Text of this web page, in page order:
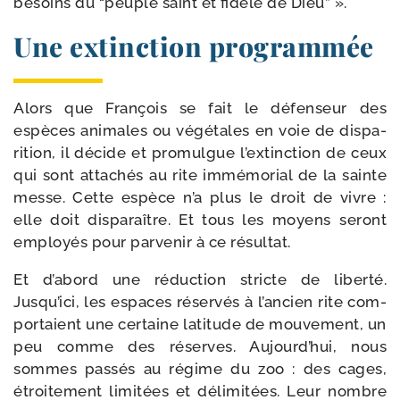
Une extinction programmée
Alors que François se fait le défen­seur des
espèces ani­males ou végé­tales en voie de dis­pa­
ri­tion, il décide et pro­mulgue l’extinction de ceux
qui sont atta­chés au rite immé­mo­rial de la sainte
messe. Cette espèce n’a plus le droit de vivre :
elle doit dis­pa­raître. Et tous les moyens seront
employés pour par­ve­nir à ce résultat.
Et d’abord une réduc­tion stricte de liber­té.
Jusqu’ici, les espaces réser­vés à l’ancien rite com­
por­taient une cer­taine lati­tude de mou­ve­ment, un
peu comme des réserves. Aujourd’hui, nous
sommes pas­sés au régime du zoo : des cages,
étroi­te­ment limi­tées et déli­mi­tées. Leur nombre